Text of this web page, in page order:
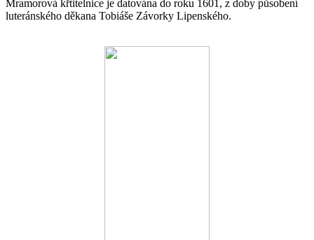
Mramorová křtitelnice je datována do roku 1601, z doby působení
luteránského děkana Tobiáše Závorky Lipenského.